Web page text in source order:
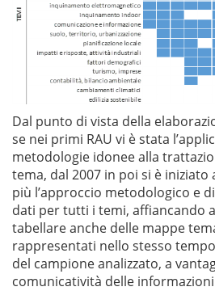
Dal punto di vista della
se nei primi RAU vi è stata
metodologie idonee alla
tema, dal 2007 in poi si è
più l’approccio metodologico e
dati per tutti i temi, affiancando
tabellare anche delle mappe
rappresentati nello stesso
del campione analizzato, a
comunicatività delle